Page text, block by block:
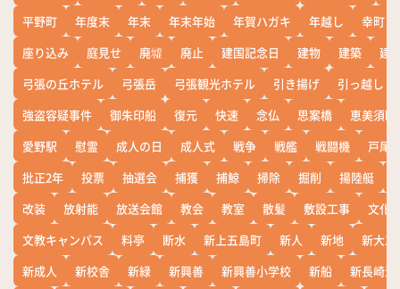
平野町
年度末 年末 年末年始 年賀ハガキ 年越し
幸町
座り込み
庭見せ 廃墟 廃止 建国記念日 建物 建築
建
弓張の丘ホテル
弓張岳 弓張観光ホテル 引き揚げ
引っ越し
強盗容疑事件
御朱印船 復元 快速 念仏 思案橋
恵美須町
愛野駅
慰霊 成人の日 成人式 戦争 戦艦 戦闘機
戸尾
批正2年
投票 抽選会 捕獲 捕鯨 掃除 掘削 揚陸艇
改装
放射能 放送会館 教会 教室 散髪 敷設工事
文化
文教キャンパス
料亭 断水 新上五島町 新人 新地
新大工
新成人
新校舎 新緑 新興善 新興善小学校 新船
新長崎漁